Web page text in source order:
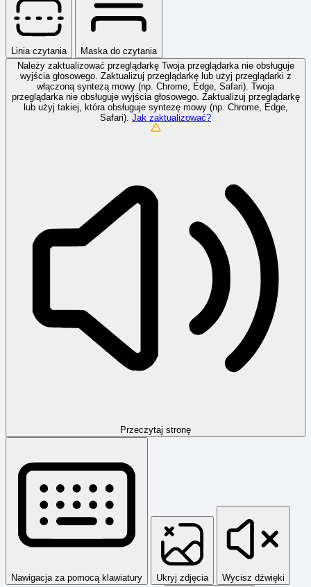
Linia czytania
Maska do czytania
Należy zaktualizować przeglądarkę Twoja przeglądarka nie obsługuje
wyjścia głosowego. Zaktualizuj przeglądarkę lub użyj przeglądarki z
włączoną syntezą mowy (np. Chrome, Edge, Safari). Twoja
przeglądarka nie obsługuje wyjścia głosowego. Zaktualizuj przeglądarkę
lub użyj takiej, która obsługuje syntezę mowy (np. Chrome, Edge,
Safari). Jak zaktualizować?
Przeczytaj stronę
Nawigacja za pomocą klawiatury Ukryj zdjęcia Wycisz dźwięki